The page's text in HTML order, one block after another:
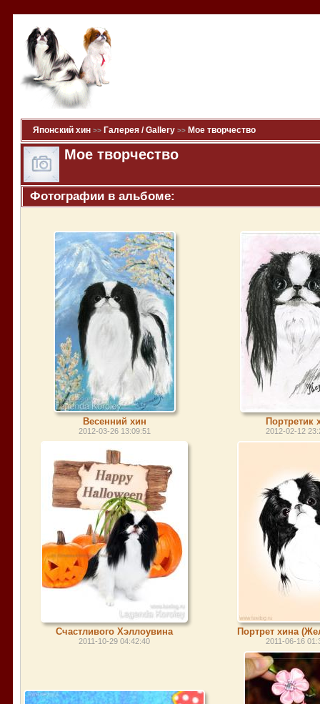
Японский хин >> Галерея / Gallery >> Мое творчество
Мое творчество
Фотографии в альбоме:
Весенний хин
2012-03-26 13:09:51
Портретик
2012-02-12
Счастливого Хэллоувина
2011-10-29 04:42:40
Портрет хина
2011-06-16